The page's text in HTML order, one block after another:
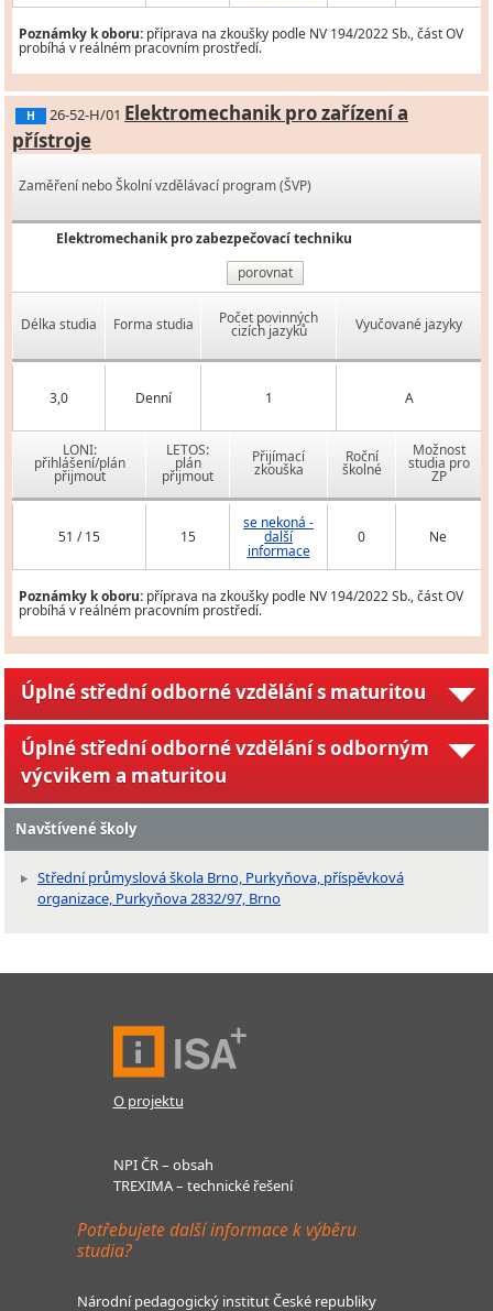
Poznámky k oboru: příprava na zkoušky podle NV 194/2022 Sb., část OV
probíhá v reálném pracovním prostředí.
H 26-52-H/01 Elektromechanik pro zařízení a
přístroje
Zaměření nebo Školní vzdělávací program (ŠVP)
Elektromechanik pro zabezpečovací techniku
porovnat
Délka studia Forma studia Počet povinných
cizích jazyků Vyučované jazyky
3,0 Denní 1 A
LONI:
přihlášení/plán
přijmout
LETOS:
plán
přijmout
Přijímací
zkouška
Roční
školné
Možnost
studia pro
ZP
51 / 15 15
se nekoná -
další
informace
0 Ne
Poznámky k oboru: příprava na zkoušky podle NV 194/2022 Sb., část OV
probíhá v reálném pracovním prostředí.
Úplné střední odborné vzdělání s maturitou
Úplné střední odborné vzdělání s odborným
výcvikem a maturitou
Navštívené školy
Střední průmyslová škola Brno, Purkyňova, příspěvková
organizace, Purkyňova 2832/97, Brno
O projektu
NPI ČR – obsah
TREXIMA – technické řešení
Potřebujete další informace k výběru
studia?
Národní pedagogický institut České republiky